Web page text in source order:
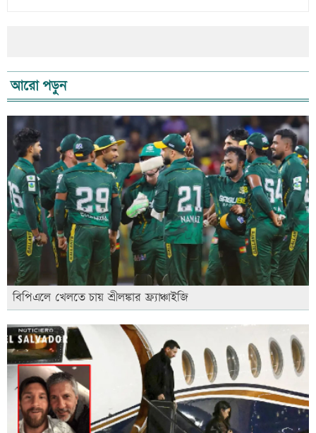
আরো পড়ুন
বিপিএলে খেলতে চায় শ্রীলঙ্কার ফ্র্যাঞ্চাইজি